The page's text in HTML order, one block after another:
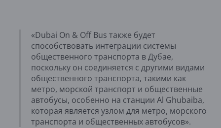
«Dubai On & Off Bus также будет
способствовать интеграции системы
общественного транспорта в Дубае,
поскольку он соединяется с другими видами
общественного транспорта, такими как
метро, ​​морской транспорт и общественные
автобусы, особенно на станции Al Ghubaiba,
которая является узлом для метро, ​​морского
транспорта и общественных автобусов».